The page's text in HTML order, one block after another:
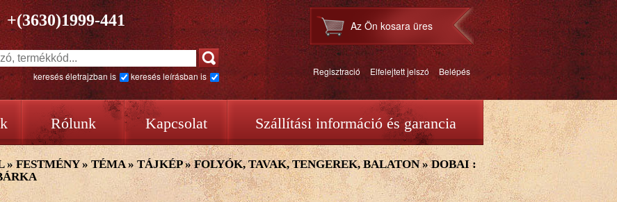
+(3630)1999-441
keresés leírásban is
keresés életrajzban is
Az Ön kosara üres
Regisztració Elfelejtett jelszó Belépés
Rólunk Kapcsolat Szállítási információ és garancia
»FESTMÉNY»TÉMA»TÁJKÉP»FOLYÓK, TAVAK, TENGEREK, BALATON»DOBAI :